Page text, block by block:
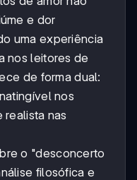
e dor
uma experiência
nos leitores de
de forma dual:
nos
realista nas
o "desconcerto
filosófica e